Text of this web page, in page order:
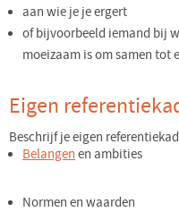
aan wie je je ergert
of bijvoorbeeld iemand bij
moeizaam is om samen tot
Eigen
Beschrijf je eigen
Belangen en ambities
Normen en waarden